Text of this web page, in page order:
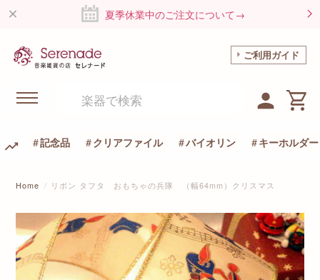
夏季休業中のご注文について→
ご利用ガイド
記念品 クリアファイル バイオリン キーホルダー
Home リボン タフタ おもちゃの兵隊 （幅64mm）クリスマス